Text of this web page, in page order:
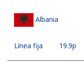
Albania
Línea fija ⁦19.9p⁩